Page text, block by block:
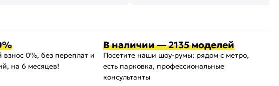
взнос 0%, без переплат и
на 6 месяцев!
В наличии — 2135 моделей
Посетите наши шоу-румы: рядом с метро,
есть парковка, профессиональные
консультанты